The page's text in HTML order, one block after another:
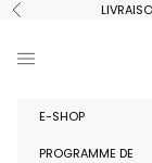
Passer au contenu
Précédent
Menu
E-SHOP
PROGRAMME DE